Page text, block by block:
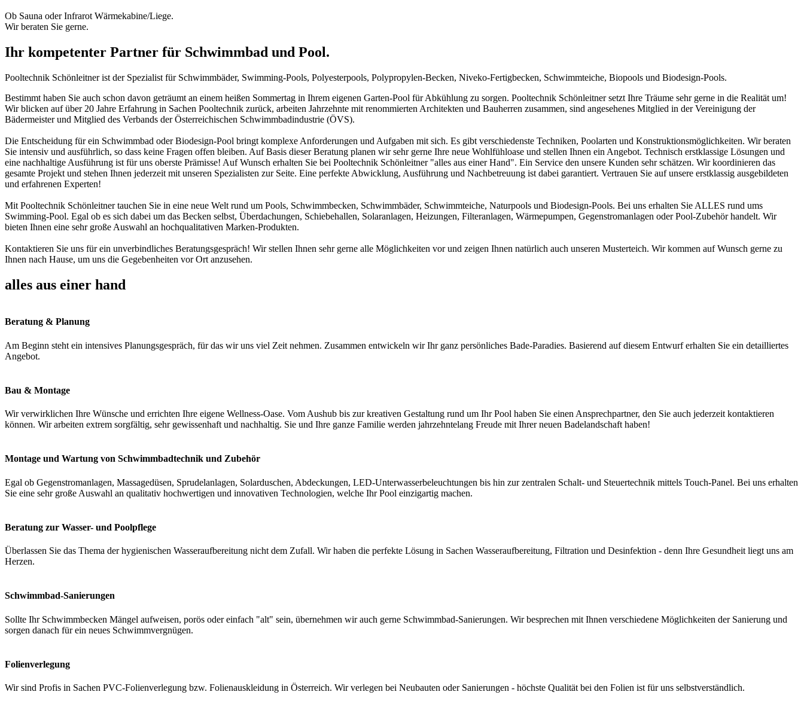
Ob Sauna oder Infrarot Wärmekabine/Liege.
Wir beraten Sie gerne.
Ihr kompetenter Partner für Schwimmbad und Pool.
Pooltechnik Schönleitner ist der Spezialist für Schwimmbäder, Swimming-Pools, Polyesterpools, Polypropylen-Becken, Niveko-Fertigbecken, Schwimmteiche, Biopools und Biodesign-Pools.
Bestimmt haben Sie auch schon davon geträumt an einem heißen Sommertag in Ihrem eigenen Garten-Pool für Abkühlung zu sorgen. Pooltechnik Schönleitner setzt Ihre Träume sehr gerne in die Realität um!
Wir blicken auf über 20 Jahre Erfahrung in Sachen Pooltechnik zurück, arbeiten Jahrzehnte mit renommierten Architekten und Bauherren zusammen, sind angesehenes Mitglied in der Vereinigung der
Bädermeister und Mitglied des Verbands der Österreichischen Schwimmbadindustrie (ÖVS).
Die Entscheidung für ein Schwimmbad oder Biodesign-Pool bringt komplexe Anforderungen und Aufgaben mit sich. Es gibt verschiedenste Techniken, Poolarten und Konstruktionsmöglichkeiten. Wir beraten
Sie intensiv und ausführlich, so dass keine Fragen offen bleiben. Auf Basis dieser Beratung planen wir sehr gerne Ihre neue Wohlfühloase und stellen Ihnen ein Angebot. Technisch erstklassige Lösungen und
eine nachhaltige Ausführung ist für uns oberste Prämisse! Auf Wunsch erhalten Sie bei Pooltechnik Schönleitner "alles aus einer Hand". Ein Service den unsere Kunden sehr schätzen. Wir koordinieren das
gesamte Projekt und stehen Ihnen jederzeit mit unseren Spezialisten zur Seite. Eine perfekte Abwicklung, Ausführung und Nachbetreuung ist dabei garantiert. Vertrauen Sie auf unsere erstklassig ausgebildeten
und erfahrenen Experten!
Mit Pooltechnik Schönleitner tauchen Sie in eine neue Welt rund um Pools, Schwimmbecken, Schwimmbäder, Schwimmteiche, Naturpools und Biodesign-Pools. Bei uns erhalten Sie ALLES rund ums
Swimming-Pool. Egal ob es sich dabei um das Becken selbst, Überdachungen, Schiebehallen, Solaranlagen, Heizungen, Filteranlagen, Wärmepumpen, Gegenstromanlagen oder Pool-Zubehör handelt. Wir
bieten Ihnen eine sehr große Auswahl an hochqualitativen Marken-Produkten.
Kontaktieren Sie uns für ein unverbindliches Beratungsgespräch! Wir stellen Ihnen sehr gerne alle Möglichkeiten vor und zeigen Ihnen natürlich auch unseren Musterteich. Wir kommen auf Wunsch gerne zu
Ihnen nach Hause, um uns die Gegebenheiten vor Ort anzusehen.
alles aus einer hand
Beratung & Planung
Am Beginn steht ein intensives Planungsgespräch, für das wir uns viel Zeit nehmen. Zusammen entwickeln wir Ihr ganz persönliches Bade-Paradies. Basierend auf diesem Entwurf erhalten Sie ein detailliertes
Angebot.
Bau & Montage
Wir verwirklichen Ihre Wünsche und errichten Ihre eigene Wellness-Oase. Vom Aushub bis zur kreativen Gestaltung rund um Ihr Pool haben Sie einen Ansprechpartner, den Sie auch jederzeit kontaktieren
können. Wir arbeiten extrem sorgfältig, sehr gewissenhaft und nachhaltig. Sie und Ihre ganze Familie werden jahrzehntelang Freude mit Ihrer neuen Badelandschaft haben!
Montage und Wartung von Schwimmbadtechnik und Zubehör
Egal ob Gegenstromanlagen, Massagedüsen, Sprudelanlagen, Solarduschen, Abdeckungen, LED-Unterwasserbeleuchtungen bis hin zur zentralen Schalt- und Steuertechnik mittels Touch-Panel. Bei uns erhalten
Sie eine sehr große Auswahl an qualitativ hochwertigen und innovativen Technologien, welche Ihr Pool einzigartig machen.
Beratung zur Wasser- und Poolpflege
Überlassen Sie das Thema der hygienischen Wasseraufbereitung nicht dem Zufall. Wir haben die perfekte Lösung in Sachen Wasseraufbereitung, Filtration und Desinfektion - denn Ihre Gesundheit liegt uns am
Herzen.
Schwimmbad-Sanierungen
Sollte Ihr Schwimmbecken Mängel aufweisen, porös oder einfach "alt" sein, übernehmen wir auch gerne Schwimmbad-Sanierungen. Wir besprechen mit Ihnen verschiedene Möglichkeiten der Sanierung und
sorgen danach für ein neues Schwimmvergnügen.
Folienverlegung
Wir sind Profis in Sachen PVC-Folienverlegung bzw. Folienauskleidung in Österreich. Wir verlegen bei Neubauten oder Sanierungen - höchste Qualität bei den Folien ist für uns selbstverständlich.